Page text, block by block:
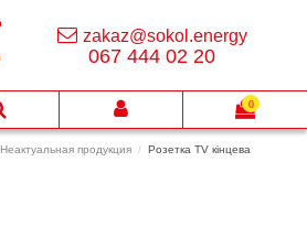
Неактуальная продукция
Розетка TV кінцева
zakaz@sokol.energy
067 444 02 20
0